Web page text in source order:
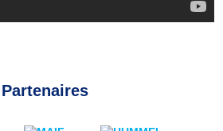
Partenaires